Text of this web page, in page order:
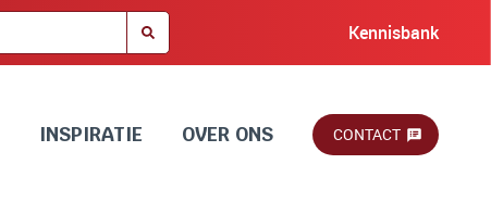
Kennisbank
INSPIRATIE OVER ONS CONTACT